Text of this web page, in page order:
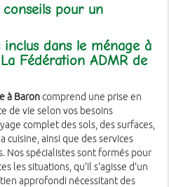
pour un
inclus dans le ménage à
Fédération ADMR de
à Baroncomprend une prise en
de vie selon vos besoins
complet des sols, des surfaces,
cuisine, ainsi que des services
Nos spécialistes sont formés pour
les situations, qu'il s'agisse d'un
approfondi nécessitant des